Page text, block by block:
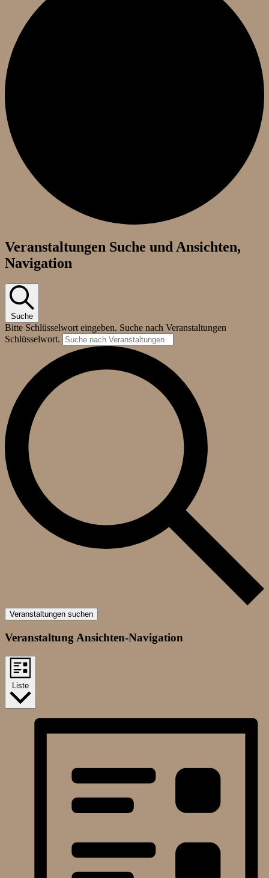
Veranstaltungen
Veranstaltungen Suche und Ansichten,
Navigation
Suche
Bitte Schlüsselwort eingeben. Suche nach Veranstaltungen
Schlüsselwort.
Veranstaltungen suchen
Veranstaltung Ansichten-Navigation
Liste